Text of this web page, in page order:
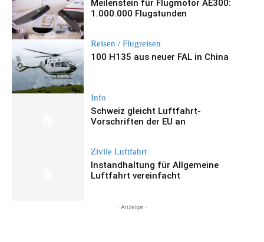
Meilenstein für Flugmotor AE300:
1.000.000 Flugstunden
Reisen / Flugreisen
100 H135 aus neuer FAL in China
Info
Schweiz gleicht Luftfahrt-
Vorschriften der EU an
Zivile Luftfahrt
Instandhaltung für Allgemeine
Luftfahrt vereinfacht
- Anzeige -